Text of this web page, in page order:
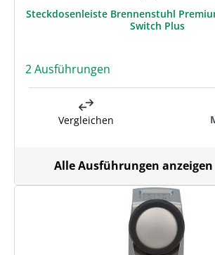
Steckdosenleiste Brennenstuhl
Switch Plus
2 Ausführungen
Vergleichen
Alle Ausführungen anzeigen